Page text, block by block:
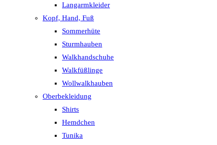
Langarmkleider
Kopf, Hand, Fuß
Sommerhüte
Sturmhauben
Walkhandschuhe
Walkfüßlinge
Wollwalkhauben
Oberbekleidung
Shirts
Hemdchen
Tunika